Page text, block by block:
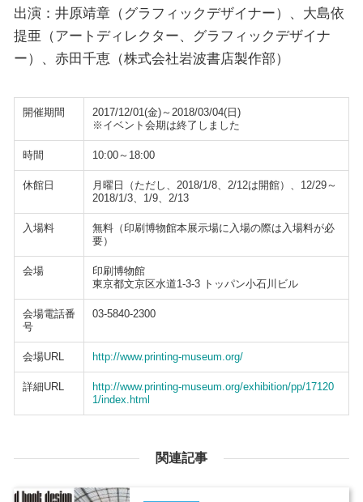
出演：井原靖章（グラフィックデザイナー）、大島依
提亜（アートディレクター、グラフィックデザイナ
ー）、赤田千恵（株式会社岩波書店製作部）
開催期間
2017/12/01(金)～2018/03/04(日)
※イベント会期は終了しました
時間 10:00～18:00
休館日
月曜日（ただし、2018/1/8、2/12は開館）、12/29～
2018/1/3、1/9、2/13
入場料
無料（印刷博物館本展示場に入場の際は入場料が必
要）
会場
印刷博物館
東京都文京区水道1-3-3 トッパン小石川ビル
会場電話番
号
03-5840-2300
会場URL http://www.printing-museum.org/
詳細URL
http://www.printing-museum.org/exhibition/pp/17120
1/index.html
関連記事